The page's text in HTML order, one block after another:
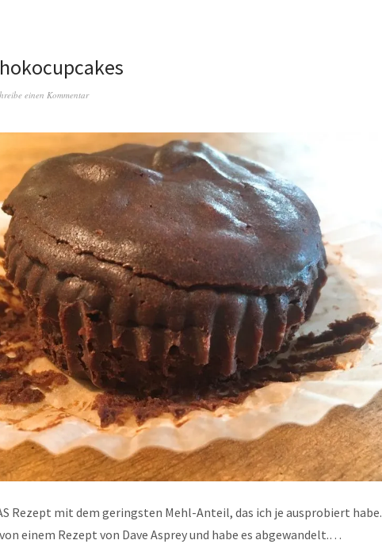
einen Kommentar
Rezept mit dem geringsten Mehl-Anteil, das ich je ausprobiert habe.
einem Rezept von Dave Asprey und habe es abgewandelt.…